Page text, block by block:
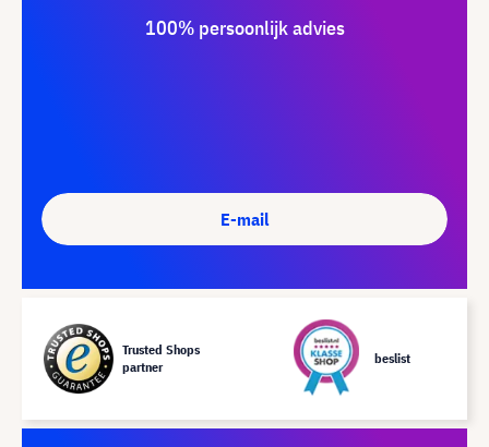
100% persoonlijk advies
E-mail
Trusted Shops
partner
beslist